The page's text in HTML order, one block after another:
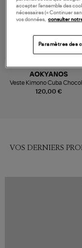
120,00 €
AOKYANOS
Veste Kimono Cuba
VOS DERNIERS
accepter l’ensemble des
nécessaires (« Continuer
vos données, consulter
Paramètres des